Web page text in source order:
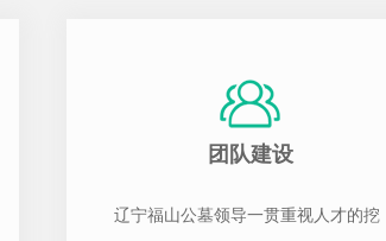
团队建设
辽宁福山公墓领导一贯重视人才的挖